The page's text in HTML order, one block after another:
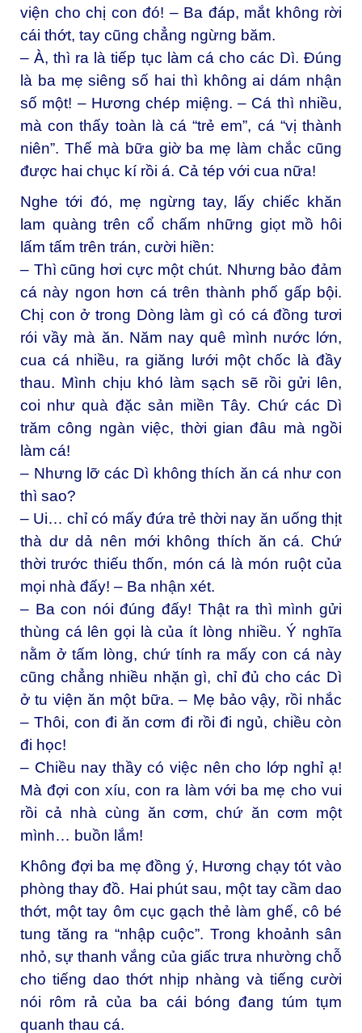
viện cho chị con đó! – Ba đáp, mắt không rời
cái thớt, tay cũng chẳng ngừng băm.
– À, thì ra là tiếp tục làm cá cho các Dì. Đúng
là ba mẹ siêng số hai thì không ai dám nhận
số một! – Hương chép miệng. – Cá thì nhiều,
mà con thấy toàn là cá “trẻ em”, cá “vị thành
niên”. Thế mà bữa giờ ba mẹ làm chắc cũng
được hai chục kí rồi á. Cả tép với cua nữa!
Nghe tới đó, mẹ ngừng tay, lấy chiếc khăn
lam quàng trên cổ chấm những giọt mồ hôi
lấm tấm trên trán, cười hiền:
– Thì cũng hơi cực một chút. Nhưng bảo đảm
cá này ngon hơn cá trên thành phố gấp bội.
Chị con ở trong Dòng làm gì có cá đồng tươi
rói vầy mà ăn. Năm nay quê mình nước lớn,
cua cá nhiều, ra giăng lưới một chốc là đầy
thau. Mình chịu khó làm sạch sẽ rồi gửi lên,
coi như quà đặc sản miền Tây. Chứ các Dì
trăm công ngàn việc, thời gian đâu mà ngồi
làm cá!
– Nhưng lỡ các Dì không thích ăn cá như con
thì sao?
– Ui… chỉ có mấy đứa trẻ thời nay ăn uống thịt
thà dư dả nên mới không thích ăn cá. Chứ
thời trước thiếu thốn, món cá là món ruột của
mọi nhà đấy! – Ba nhận xét.
– Ba con nói đúng đấy! Thật ra thì mình gửi
thùng cá lên gọi là của ít lòng nhiều. Ý nghĩa
nằm ở tấm lòng, chứ tính ra mấy con cá này
cũng chẳng nhiều nhặn gì, chỉ đủ cho các Dì
ở tu viện ăn một bữa. – Mẹ bảo vậy, rồi nhắc
– Thôi, con đi ăn cơm đi rồi đi ngủ, chiều còn
đi học!
– Chiều nay thầy có việc nên cho lớp nghỉ ạ!
Mà đợi con xíu, con ra làm với ba mẹ cho vui
rồi cả nhà cùng ăn cơm, chứ ăn cơm một
mình… buồn lắm!
Không đợi ba mẹ đồng ý, Hương chạy tót vào
phòng thay đồ. Hai phút sau, một tay cầm dao
thớt, một tay ôm cục gạch thẻ làm ghế, cô bé
tung tăng ra “nhập cuộc”. Trong khoảnh sân
nhỏ, sự thanh vắng của giấc trưa nhường chỗ
cho tiếng dao thớt nhịp nhàng và tiếng cười
nói rôm rả của ba cái bóng đang túm tụm
quanh thau cá.